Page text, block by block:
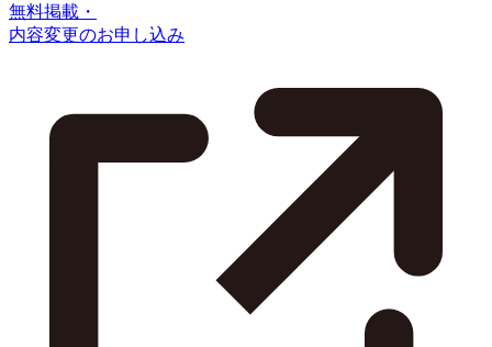
無料掲載・
内容変更のお申し込み